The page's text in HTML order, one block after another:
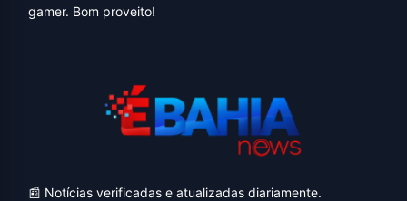
gamer. Bom proveito!
📰 Notícias verificadas e atualizadas diariamente.